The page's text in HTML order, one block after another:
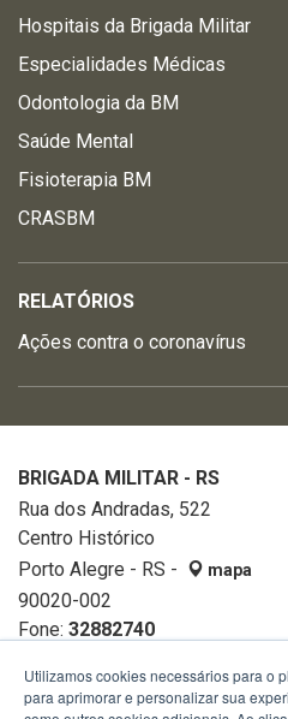
Hospitais da Brigada Militar
Especialidades Médicas
Odontologia da BM
Saúde Mental
Fisioterapia BM
CRASBM
RELATÓRIOS
Ações contra o coronavírus
BRIGADA MILITAR - RS
Rua dos Andradas, 522
Centro Histórico
Porto Alegre - RS -
mapa
90020-002
Fone: 32882740
Utilizamos cookies necessários para o
para aprimorar e personalizar sua